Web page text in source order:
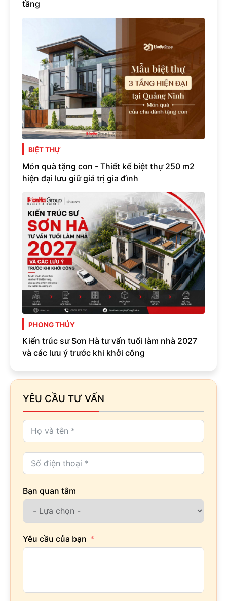
tầng
BIỆT THỰ
Món quà tặng con - Thiết kế biệt thự 250 m2
hiện đại lưu giữ giá trị gia đình
PHONG THỦY
Kiến trúc sư Sơn Hà tư vấn tuổi làm nhà 2027
và các lưu ý trước khi khởi công
YÊU CẦU TƯ VẤN
Bạn quan tâm
Yêu cầu của bạn